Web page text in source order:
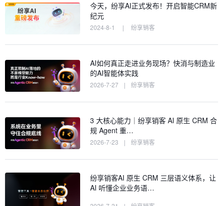
今天，纷享AI正式发布！开启智能CRM新
纪元
2024-8-1 | 纷享销客
AI如何真正走进业务现场？快消与制造业
的AI智能体实践
2026-7-27 | 纷享销客
3 大核心能力｜纷享销客 AI 原生 CRM 合
规 Agent 重…
2026-7-23 | 纷享销客
纷享销客AI 原生 CRM 三层语义体系，让
AI 听懂企业业务语…